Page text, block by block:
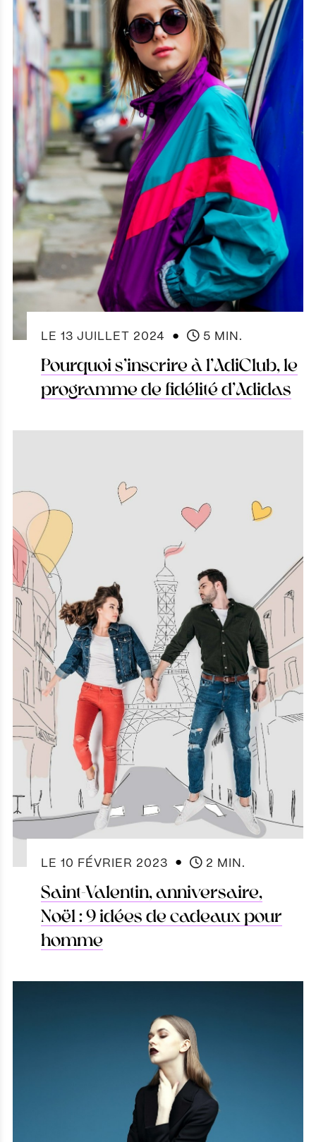
LE 13 JUILLET 2024 ● 5 MIN.
Pourquoi s’inscrire à l’AdiClub, le
programme de fidélité d’Adidas
LE 10 FÉVRIER 2023 ● 2 MIN.
Saint-Valentin, anniversaire,
Noël : 9 idées de cadeaux pour
homme